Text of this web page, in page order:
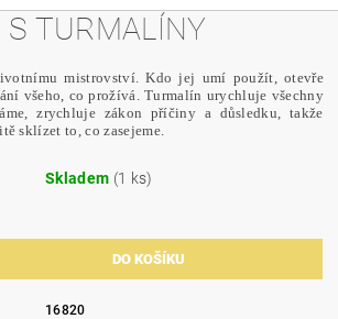
S TURMALÍNY
mistrovství. Kdo jej umí použít, otevře
všeho, co prožívá. Turmalín urychluje všechny
zrychluje zákon příčiny a důsledku, takže
sklízet to, co zasejeme.
Skladem (1 ks)
16820